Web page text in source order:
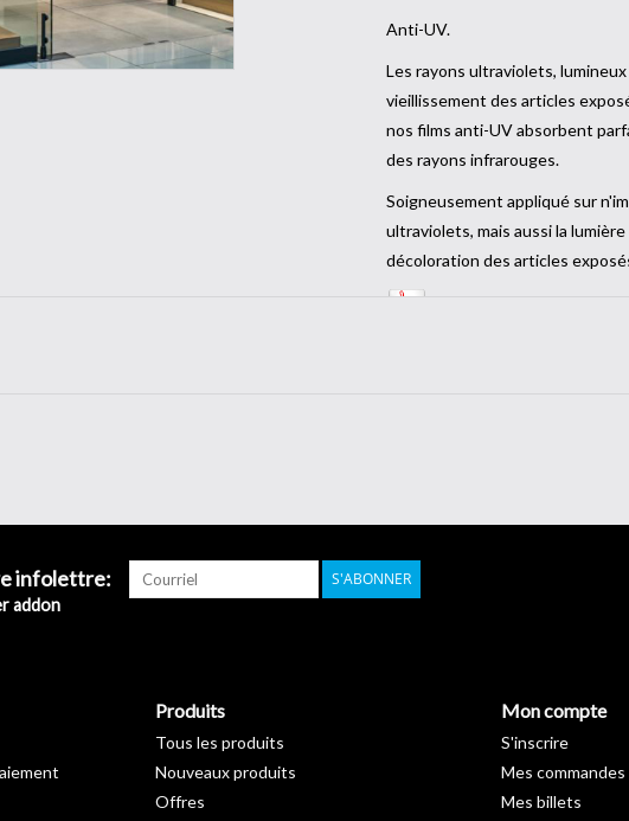
Les rayons ultraviolets,
vieillissement des articles
nos films anti-UV absorbent
des rayons infrarouges.
Soigneusement appliqué sur
ultraviolets, mais aussi la
décoloration des articles
infolettre:
addon
S'ABONNER
Produits
Tous les produits
Nouveaux produits
Offres
Mon compte
S'inscrire
Mes commandes
Mes billets